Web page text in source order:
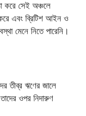
করে সেই অঞ্চলে
এবং ব্রিটিশ আইন ও
মেনে নিতে পারেনি।
তীব্র ঋণের জালে
ওপর নিদারুণ